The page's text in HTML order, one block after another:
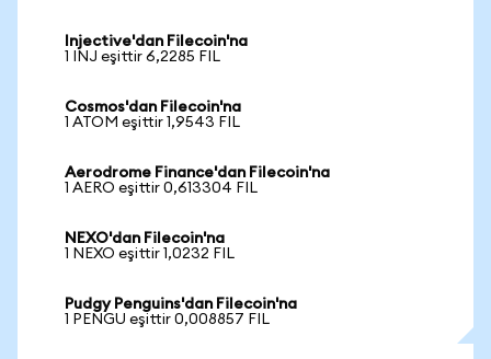
Injective'dan Filecoin'na
1 INJ eşittir 6,2285 FIL
Cosmos'dan Filecoin'na
1 ATOM eşittir 1,9543 FIL
Aerodrome Finance'dan Filecoin'na
1 AERO eşittir 0,613304 FIL
NEXO'dan Filecoin'na
1 NEXO eşittir 1,0232 FIL
Pudgy Penguins'dan Filecoin'na
1 PENGU eşittir 0,008857 FIL